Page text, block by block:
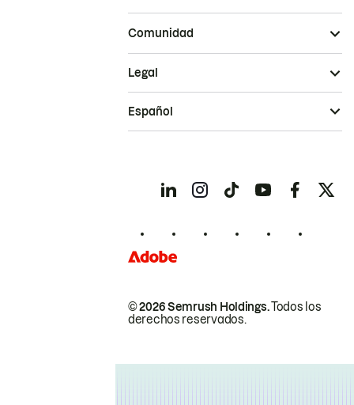
Comunidad
© 2026 Semrush Holdings.Todos los
derechos reservados.
Legal
Español